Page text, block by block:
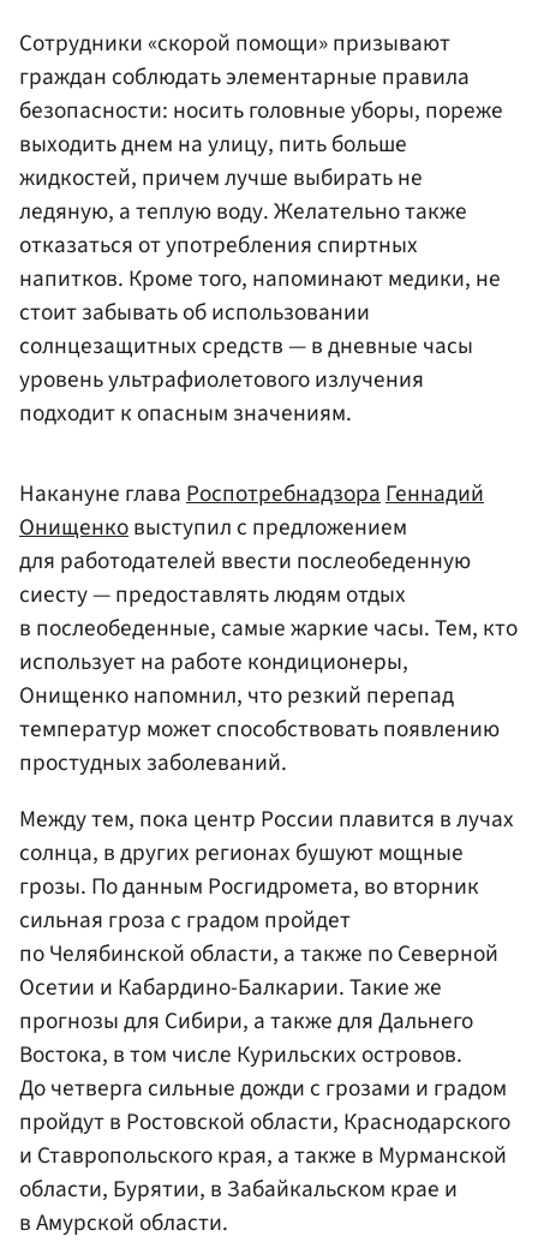
Сотрудники «скорой помощи» призывают
граждан соблюдать элементарные правила
безопасности: носить головные уборы, пореже
выходить днем на улицу, пить больше
жидкостей, причем лучше выбирать не
ледяную, а теплую воду. Желательно также
отказаться от употребления спиртных
напитков. Кроме того, напоминают медики, не
стоит забывать об использовании
солнцезащитных средств — в дневные часы
уровень ультрафиолетового излучения
подходит к опасным значениям.
Накануне главаРоспотребнадзораГеннадий
Онищенковыступил с предложением
для работодателей ввести послеобеденную
сиесту — предоставлять людям отдых
в послеобеденные, самые жаркие часы. Тем, кто
использует на работе кондиционеры,
Онищенко напомнил, что резкий перепад
температур может способствовать появлению
простудных заболеваний.
Между тем, пока центр России плавится в лучах
солнца, в других регионах бушуют мощные
грозы. По данным Росгидромета, во вторник
сильная гроза с градом пройдет
по Челябинской области, а также по Северной
Осетии и Кабардино-Балкарии. Такие же
прогнозы для Сибири, а также для Дальнего
Востока, в том числе Курильских островов.
До четверга сильные дожди с грозами и градом
пройдут в Ростовской области, Краснодарского
и Ставропольского края, а также в Мурманской
области, Бурятии, в Забайкальском крае и
в Амурской области.